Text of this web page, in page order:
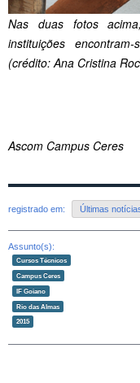
Nas duas fotos
instituições
(crédito: Ana Cristina
Ascom Campus Ceres
registrado em: Últimas
Assunto(s):
Cursos Técnicos
Campus Ceres
IF Goiano
Rio das Almas
2015